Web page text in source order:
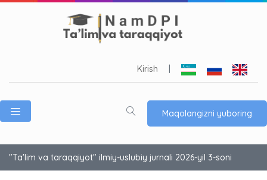
Kirish
Maqolangizni yuboring
"Ta'lim va taraqqiyot" ilmiy-uslubiy jurnali 2026-yil 3-soni